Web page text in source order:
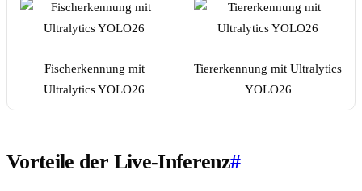
Fischerkennung mit
Ultralytics YOLO26
Tiererkennung mit Ultralytics
YOLO26
Vorteile der Live-Inferenz#